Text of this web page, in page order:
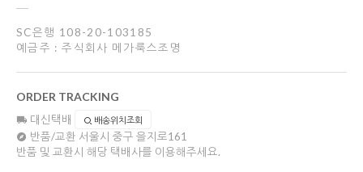
SC은행 108-20-103185
예금주 : 주식회사 메가룩스조명
ORDER TRACKING
대신택배 배송위치조회
반품/교환 서울시 중구 을지로161
반품 및 교환시 해당 택배사를 이용해주세요.